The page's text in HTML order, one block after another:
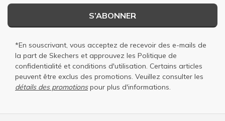
S’ABONNER
*En souscrivant, vous acceptez de recevoir des e-mails de
la part de Skechers et approuvez les Politique de
confidentialité et conditions d'utilisation. Certains articles
peuvent être exclus des promotions. Veuillez consulter les
détails des promotionspour plus d'informations.